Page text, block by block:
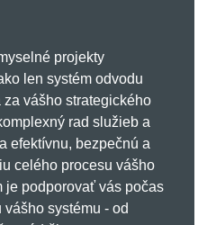
projekty
len systém odvodu
vášho strategického
rad služieb a
efektívnu, bezpečnú a
celého procesu vášho
je podporovať vás počas
systému - od